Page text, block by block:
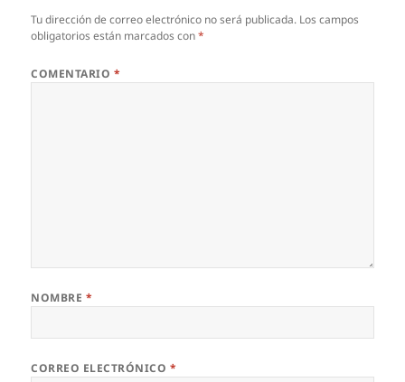
Tu dirección de correo electrónico no será publicada. Los campos
obligatorios están marcados con*
COMENTARIO *
NOMBRE *
CORREO ELECTRÓNICO *